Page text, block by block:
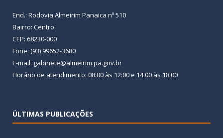
End.: Rodovia Almeirim Panaica nº 510
Bairro: Centro
CEP: 68230-000
Fone: (93) 99652-3680
E-mail: gabinete@almeirim.pa.gov.br
Horário de atendimento: 08:00 às 12:00 e 14:00 às 18:00
ÚLTIMAS PUBLICAÇÕES